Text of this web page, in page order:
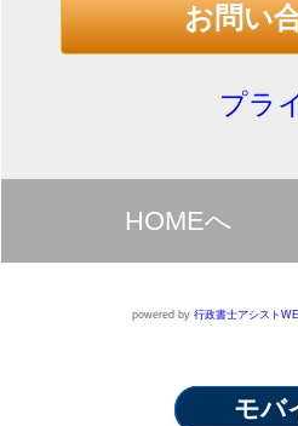
お問い
プラ
HOMEへ
powered by 行政書士アシスト
モバ